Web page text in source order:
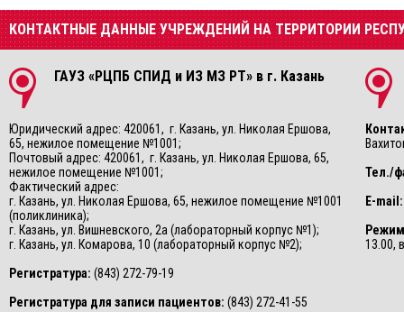
КОНТАКТНЫЕ ДАННЫЕ УЧРЕЖДЕНИЙ НА ТЕРРИТОРИИ
ГАУЗ «РЦПБ СПИД и ИЗ МЗ РТ» в г. Казань
Юридический адрес: 420061, г. Казань, ул. Николая Ершова,
65, нежилое помещение №1001;
Почтовый адрес: 420061, г. Казань, ул. Николая Ершова, 65,
нежилое помещение №1001;
Фактический адрес:
г. Казань, ул. Николая Ершова, 65, нежилое помещение №1001
(поликлиника);
г. Казань, ул. Вишневского, 2а (лабораторный корпус №1);
г. Казань, ул. Комарова, 10 (лабораторный корпус №2);
Регистратура: (843) 272-79-19
Регистратура для записи пациентов: (843) 272-41-55
Тел./
E-mail:
13.00,